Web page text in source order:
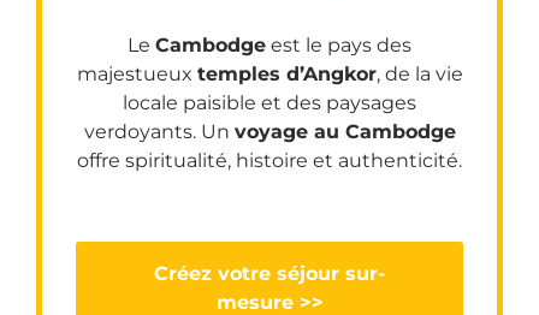
Le Cambodge est le pays des
majestueux temples d’Angkor, de la vie
locale paisible et des paysages
verdoyants. Un voyage au Cambodge
offre spiritualité, histoire et authenticité.
Créez votre séjour sur-
mesure >>